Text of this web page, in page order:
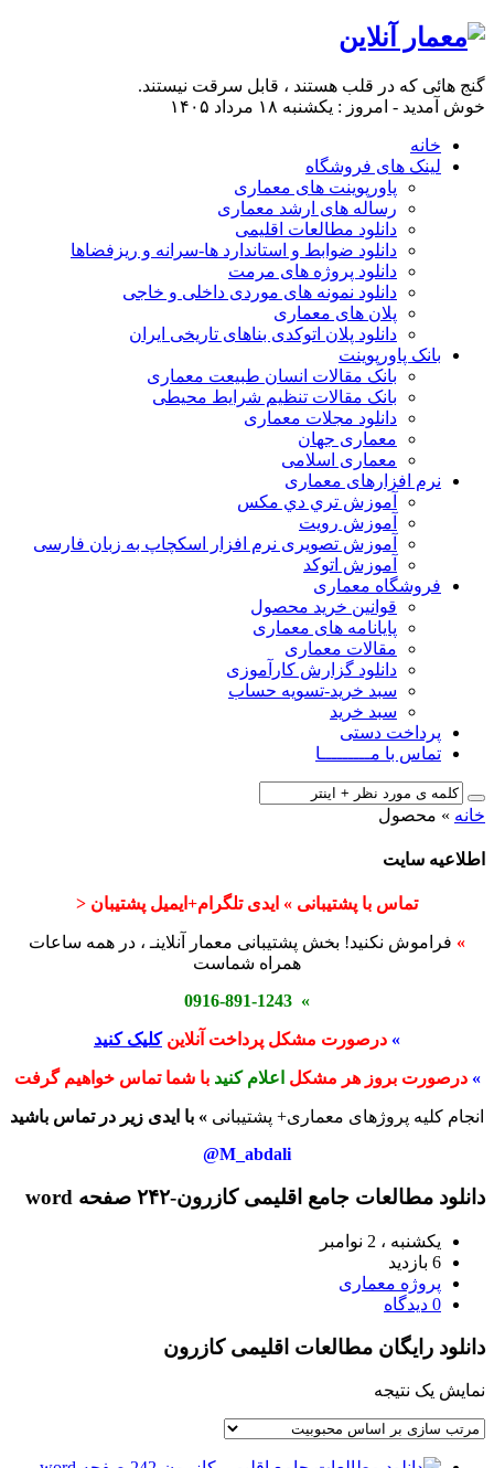
گنج هائی که در قلب هستند ، قابل سرقت نیستند.
خوش آمدید - امروز : یکشنبه ۱۸ مرداد ۱۴۰۵
خانه
لینک های فروشگاه
پاورپوینت های معماری
رساله های ارشد معماری
دانلود مطالعات اقلیمی
دانلود ضوابط و استاندارد ها-سرانه و ریزفضاها
دانلود پروژه های مرمت
دانلود نمونه های موردی داخلی و خاجی
پلان های معماری
دانلود پلان اتوکدی بناهای تاریخی ایران
بانک پاورپوینت
بانک مقالات انسان طبیعت معماری
بانک مقالات تنظیم شرایط محیطی
دانلود مجلات معماری
معماری جهان
معماری اسلامی
نرم افزارهای معماری
آﻣﻮزش ﺗﺮي دي ﻣﮑﺲ
آموزش رویت
آموزش تصویری نرم افزار اسکچاپ به زبان فارسی
آموزش اتوکد
فروشگاه معماری
قوانین خرید محصول
پایانامه های معماری
مقالات معماری
دانلود گزارش کارآموزی
سبد خرید-تسویه حساب
سبد خرید
پرداخت دستی
تماس با مـــــــــا
خانه » محصول
اطلاعیه سایت
تماس با پشتیبانی » ایدی تلگرام+ایمیل پشتیبان <
» فراموش نکنید! بخش پشتیبانی معمار آنلاینـ ، در همه ساعات
همراه شماست
» 0916-891-1243
» درصورت مشکل پرداخت آنلاینکلیک کنید
» درصورت بروز هر مشکل اعلام کنید با شما تماس خواهیم گرفت
انجام کلیه پروژهای معماری+ پشتیبانی » با ایدی زیر در تماس باشید
M_abdali@
دانلود مطالعات جامع اقلیمی کازرون-۲۴۲ صفحه word
یکشنبه ، 2 نوامبر
6 بازدید
پروژه معماری
0 دیدگاه
دانلود رایگان مطالعات اقلیمی کازرون
نمایش یک نتیجه